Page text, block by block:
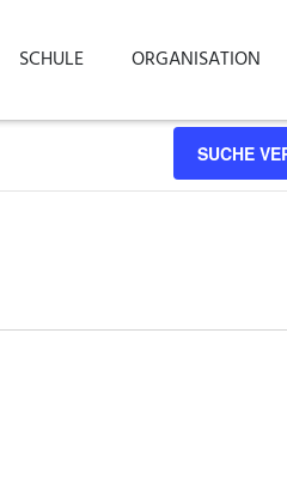
SCHULE ORGANISATION
SUCHE